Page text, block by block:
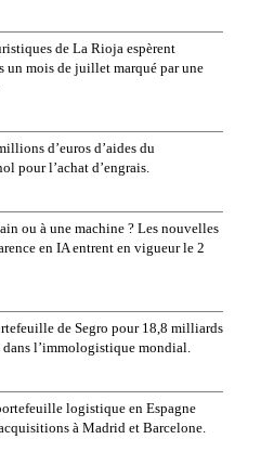
de La Rioja espèrent
un mois de juillet marqué par une
d’euros d’aides du
pour l’achat d’engrais.
ou à une machine ? Les nouvelles
en IA entrent en vigueur le 2
de Segro pour 18,8 milliards
l’immologistique mondial.
logistique en Espagne
à Madrid et Barcelone.